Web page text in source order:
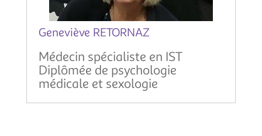
Geneviève RETORNAZ
Médecin spécialiste en IST
Diplômée de psychologie
médicale et sexologie